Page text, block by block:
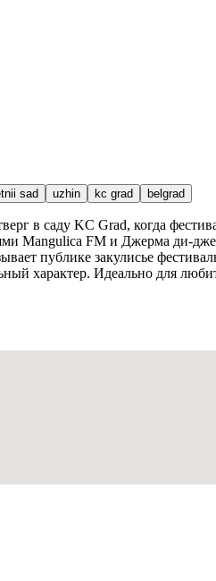
sad uzhin kc grad belgrad
в саду KC Grad, когда
Mangulica FM и Джерма ди-
публике закулисье
характер. Идеально для